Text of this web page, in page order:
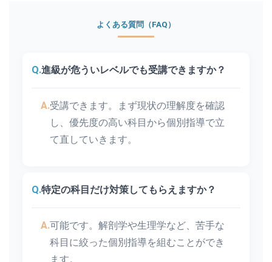
よくある質問（FAQ）
Q.進級が危ういレベルでも受講できますか？
A.受講できます。まず現状の理解度を確認
し、優先度の高い科目から個別指導で立
て直していきます。
Q.特定の科目だけ対策してもらえますか？
A.可能です。解剖学や生理学など、苦手な
科目に絞った個別指導を組むことができ
ます。